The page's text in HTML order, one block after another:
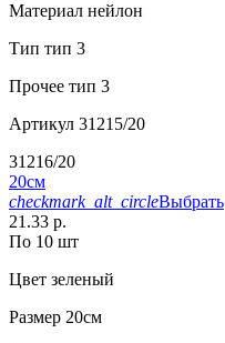
Материал нейлон
Тип тип 3
Прочее тип 3
Артикул 31215/20
31216/20
20см
checkmark_alt_circleВыбрать
21.33 р.
По 10 шт
Цвет зеленый
Размер 20см